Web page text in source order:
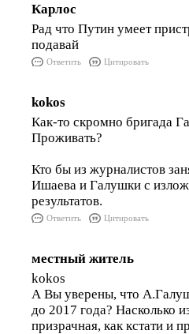
Карлос
Рад что Путин умеет
подавай
Ответить Цитировать
kokos
Как-то скромно бригада
Проживать?
Кто бы из журналистов
Ишаева и Галушки с
результатов.
Ответить Цитировать
местный житель
kokos
А Вы уверены, что
до 2017 года? Насколько
призрачная, как кстати и